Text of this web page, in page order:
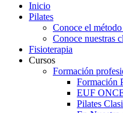
Inicio
Pilates
Conoce el
Conoce nuestras
Fisioterapia
Cursos
Formación
Formación
EUF
Pilates